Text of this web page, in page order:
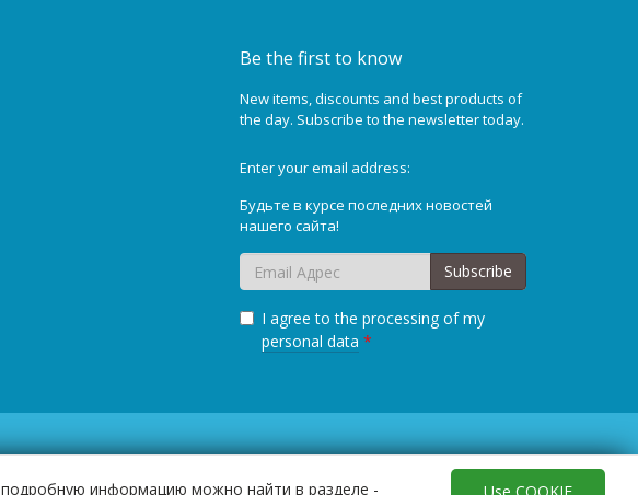
Be the first to know
New items, discounts and best products of
the day. Subscribe to the newsletter today.
Enter your email address:
Будьте в курсе последних новостей
нашего сайта!
I agree to the processing of my
personal data *
Subscribe
информацию можно найти в разделе -